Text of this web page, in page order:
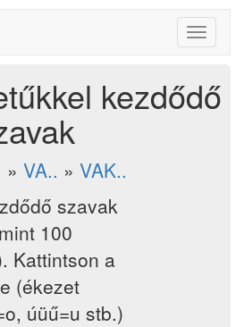
Toggle
kezdődő
» VA.. » VAK..
szavak
100
Kattintson a
(ékezet
úüű=u stb.)